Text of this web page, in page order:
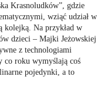
Krasnoludków”, gdzie
wziąć udział w
kolejką. Na przykład w
dzieci – Majki Jeżowskiej
z technologiami
co roku wymyślają coś
pojedynki, a to